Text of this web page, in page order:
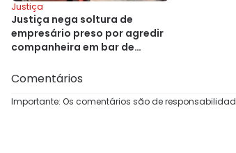
Justiça
Justiça nega soltura de
empresário preso por agredir
companheira em bar de
Comentários
Importante: Os comentários são de